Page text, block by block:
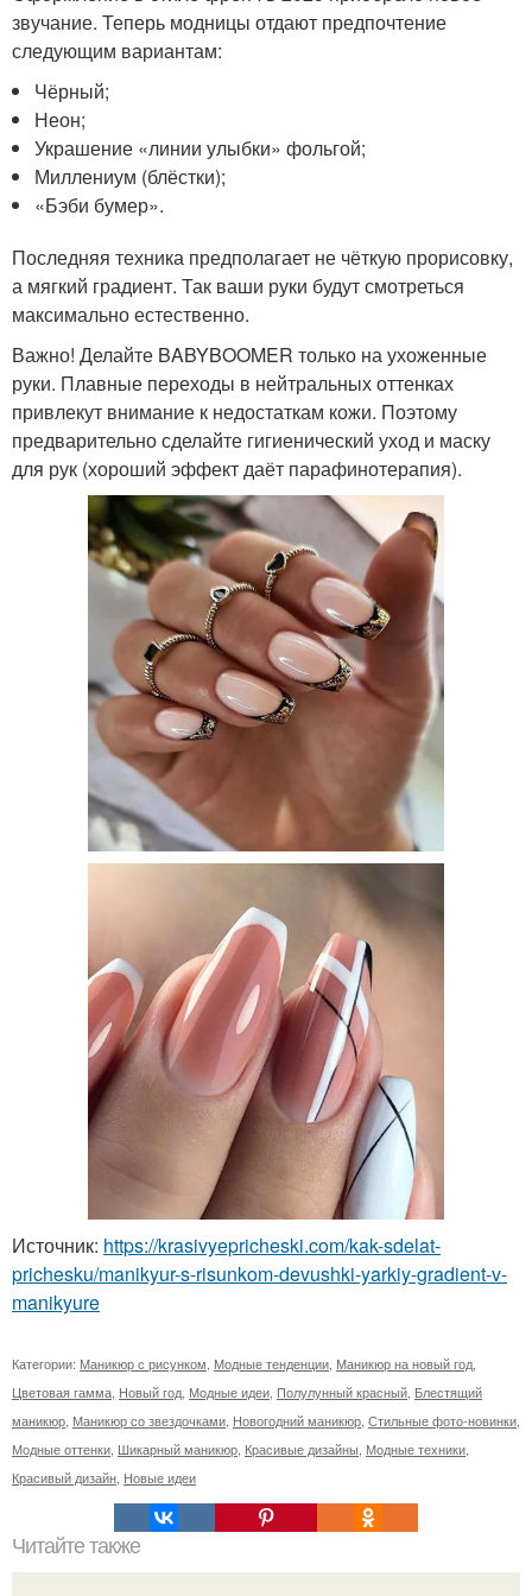
звучание. Теперь модницы отдают предпочтение
следующим вариантам:
Чёрный;
Неон;
Украшение «линии улыбки» фольгой;
Миллениум (блёстки);
«Бэби бумер».
Последняя техника предполагает не чёткую прорисовку,
а мягкий градиент. Так ваши руки будут смотреться
максимально естественно.
Важно! Делайте BABYBOOMER только на ухоженные
руки. Плавные переходы в нейтральных оттенках
привлекут внимание к недостаткам кожи. Поэтому
предварительно сделайте гигиенический уход и маску
для рук (хороший эффект даёт парафинотерапия).
Источник: https://krasivyepricheski.com/kak-sdelat-
prichesku/manikyur-s-risunkom-devushki-yarkiy-gradient-v-
manikyure
Категории: Маникюр с рисунком, Модные тенденции, Маникюр на новый год,
Цветовая гамма, Новый год, Модные идеи, Полулунный красный, Блестящий
маникюр, Маникюр со звездочками, Новогодний маникюр, Стильные фото-новинки,
Модные оттенки, Шикарный маникюр, Красивые дизайны, Модные техники,
Красивый дизайн, Новые идеи
Читайте также